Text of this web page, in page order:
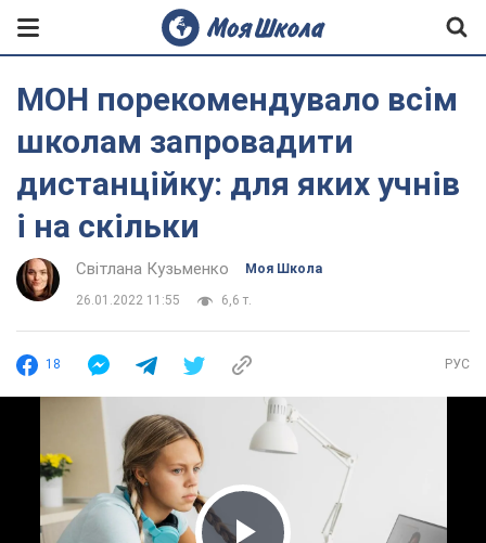
МОН порекомендувало всім
школам запровадити
дистанційку: для яких учнів
і на скільки
Світлана Кузьменко Моя Школа
26.01.2022 11:55 6,6 т.
18 РУС